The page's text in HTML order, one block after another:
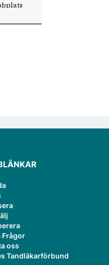
i ett
Frågor
oss
Tandläkarförbund